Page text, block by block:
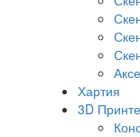
Хартия
3D